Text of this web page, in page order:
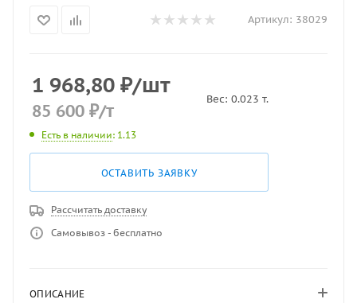
Артикул: 38029
1 968,80 ₽/шт
85 600 ₽/т
Есть в наличии: 1.13
ОСТАВИТЬ ЗАЯВКУ
Вес: 0.023 т.
Рассчитать доставку
Самовывоз - бесплатно
ОПИСАНИЕ